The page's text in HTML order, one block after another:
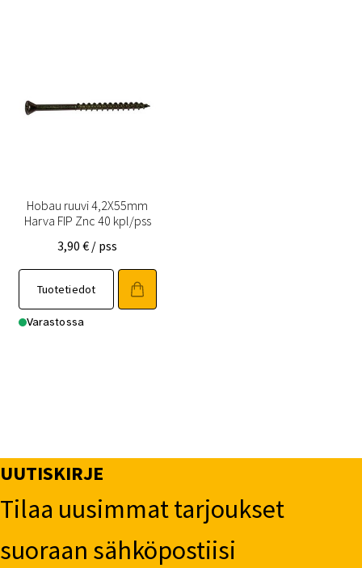
Hobau ruuvi 4,2X55mm
Harva FIP Znc 40 kpl/pss
3,90€ / pss
Tuotetiedot
Varastossa
UUTISKIRJE
Tilaa uusimmat tarjoukset
suoraan sähköpostiisi